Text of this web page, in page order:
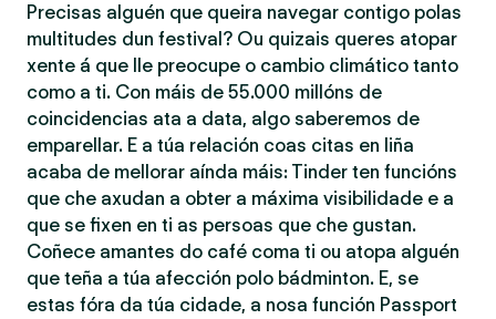
Precisas alguén que queira navegar contigo polas
multitudes dun festival? Ou quizais queres atopar
xente á que lle preocupe o cambio climático tanto
como a ti. Con máis de 55.000 millóns de
coincidencias ata a data, algo saberemos de
emparellar. E a túa relación coas citas en liña
acaba de mellorar aínda máis: Tinder ten funcións
que che axudan a obter a máxima visibilidade e a
que se fixen en ti as persoas que che gustan.
Coñece amantes do café coma ti ou atopa alguén
que teña a túa afección polo bádminton. E, se
estas fóra da túa cidade, a nosa función Passport